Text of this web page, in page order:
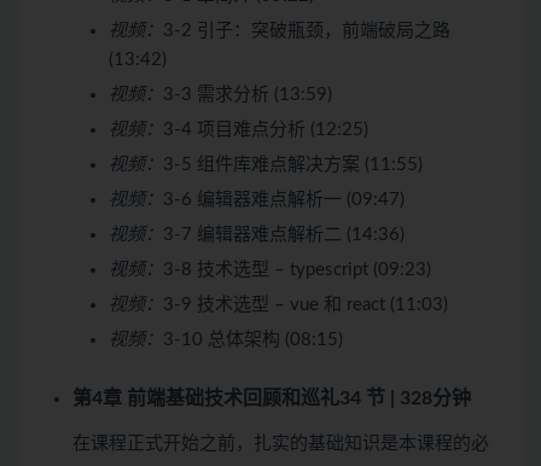
视频： 3-2 引子：突破瓶颈，前端破局之路
(13:42)
视频： 3-3 需求分析 (13:59)
视频： 3-4 项目难点分析 (12:25)
视频： 3-5 组件库难点解决方案 (11:55)
视频： 3-6 编辑器难点解析一 (09:47)
视频： 3-7 编辑器难点解析二 (14:36)
视频： 3-8 技术选型 – typescript (09:23)
视频： 3-9 技术选型 – vue 和 react (11:03)
视频： 3-10 总体架构 (08:15)
第4章 前端基础技术回顾和巡礼34 节 | 328分钟
在课程正式开始之前，扎实的基础知识是本课程的必